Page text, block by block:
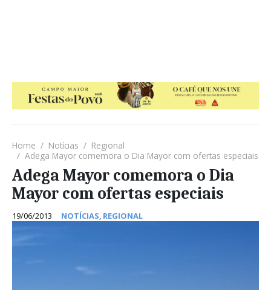
Home Notícias
Regional
Adega Mayor comemora o Dia Mayor com ofertas especiais
Adega Mayor comemora o Dia
Mayor com ofertas especiais
19/06/2013 NOTÍCIAS, REGIONAL